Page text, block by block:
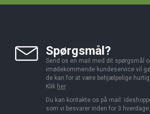
Spørgsmål?
Send os en mail med dit spørgsmål
imødekommende kundeservice vil
de kan for at være behjælpelige
Klik her.
Du kan kontakte os på mail:
som vi besvarer inden for 3 hverdage.